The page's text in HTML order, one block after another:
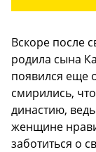
Вскоре после
родила сына
появился еще
смирились,
династию,
женщине
заботиться о